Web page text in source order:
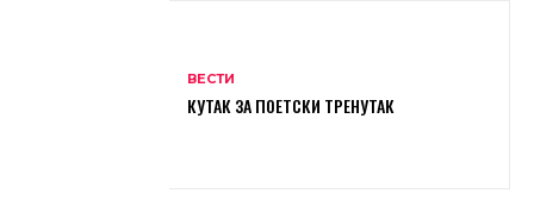
ВЕСТИ
КУТАК ЗА ПОЕТСКИ ТРЕНУТАК